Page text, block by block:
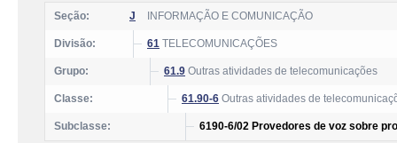
Seção: J INFORMAÇÃO E COMUNICAÇÃO
Divisão: 61 TELECOMUNICAÇÕES
Grupo: 61.9 Outras atividades de telecomunicações
Classe: 61.90-6 Outras atividades de
Subclasse: 6190-6/02 Provedores de voz sobre